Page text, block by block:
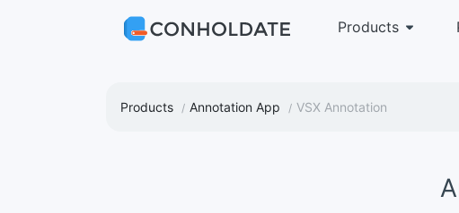
Products
Products Annotation App VSX Annotation